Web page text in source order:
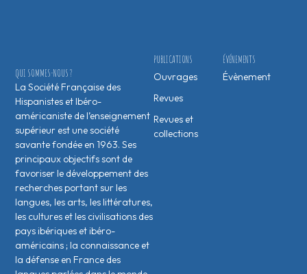
ÉVÉNEMENTS
Évènement
PUBLICATIONS
Ouvrages
Revues
Revues et
collections
QUI SOMMES-NOUS ?
La Société Française des
Hispanistes et Ibéro-
américaniste de l’enseignement
supérieur est une société
savante fondée en 1963. Ses
principaux objectifs sont de
favoriser le développement des
recherches portant sur les
langues, les arts, les littératures,
les cultures et les civilisations des
pays ibériques et ibéro-
américains ; la connaissance et
la défense en France des